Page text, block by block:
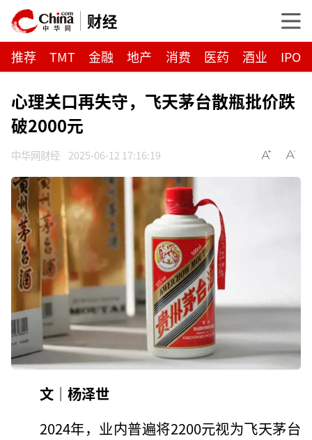
财经
推荐 TMT 金融 地产 消费 医药 酒业 IPO
心理关口再失守，飞天茅台散瓶批价跌
破2000元
中华网财经 2025-06-12 17:16:19
文｜杨泽世
2024年，业内普遍将2200元视为飞天茅台